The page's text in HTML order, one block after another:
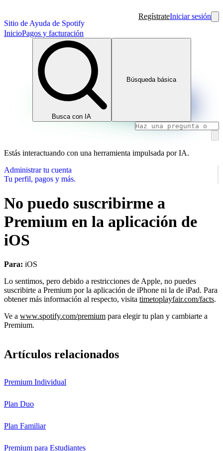
Sitio de Ayuda de Spotify
RegístrateIniciar sesión
InicioPagos y facturación
Busca con IA
Búsqueda básica
Estás interactuando con una herramienta impulsada por IA.
Administrar tu cuenta
Tu perfil, pagos y más.
No puedo suscribirme a
Premium en la aplicación de
iOS
Para: iOS
Lo sentimos, pero debido a restricciones de Apple, no puedes
suscribirte a Premium por la aplicación de iPhone ni la de iPad. Para
obtener más información al respecto, visita timetoplayfair.com/facts.
Ve a www.spotify.com/premium para elegir tu plan y cambiarte a
Premium.
Artículos relacionados
Premium Individual
Plan Duo
Plan Familiar
Premium para Estudiantes